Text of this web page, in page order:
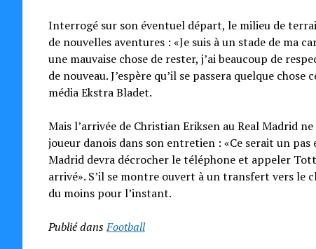
Interrogé sur son éventuel départ, le milieu de
de nouvelles aventures : «Je suis à un stade de ma
une mauvaise chose de rester, j’ai beaucoup de
de nouveau. J’espère qu’il se passera quelque
média Ekstra Bladet.
Mais l’arrivée de Christian Eriksen au Real Madrid
joueur danois dans son entretien : «Ce serait un
Madrid devra décrocher le téléphone et appeler
arrivé». S’il se montre ouvert à un transfert vers
du moins pour l’instant.
Publié dansFootball